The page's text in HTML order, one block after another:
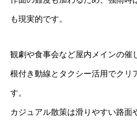
も現実的です。
観劇や食事会など屋内メインの催
根付き動線とタクシー活用でクリ
す。
カジュアル散策は滑りやすい路面